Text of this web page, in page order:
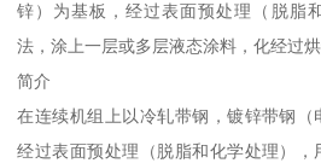
锌）为基板，经过表面预处理（脱脂
法，涂上一层或多层液态涂料，化经过
简介
在连续机组上以冷轧带钢，镀锌带钢（
经过表面预处理（脱脂和化学处理）